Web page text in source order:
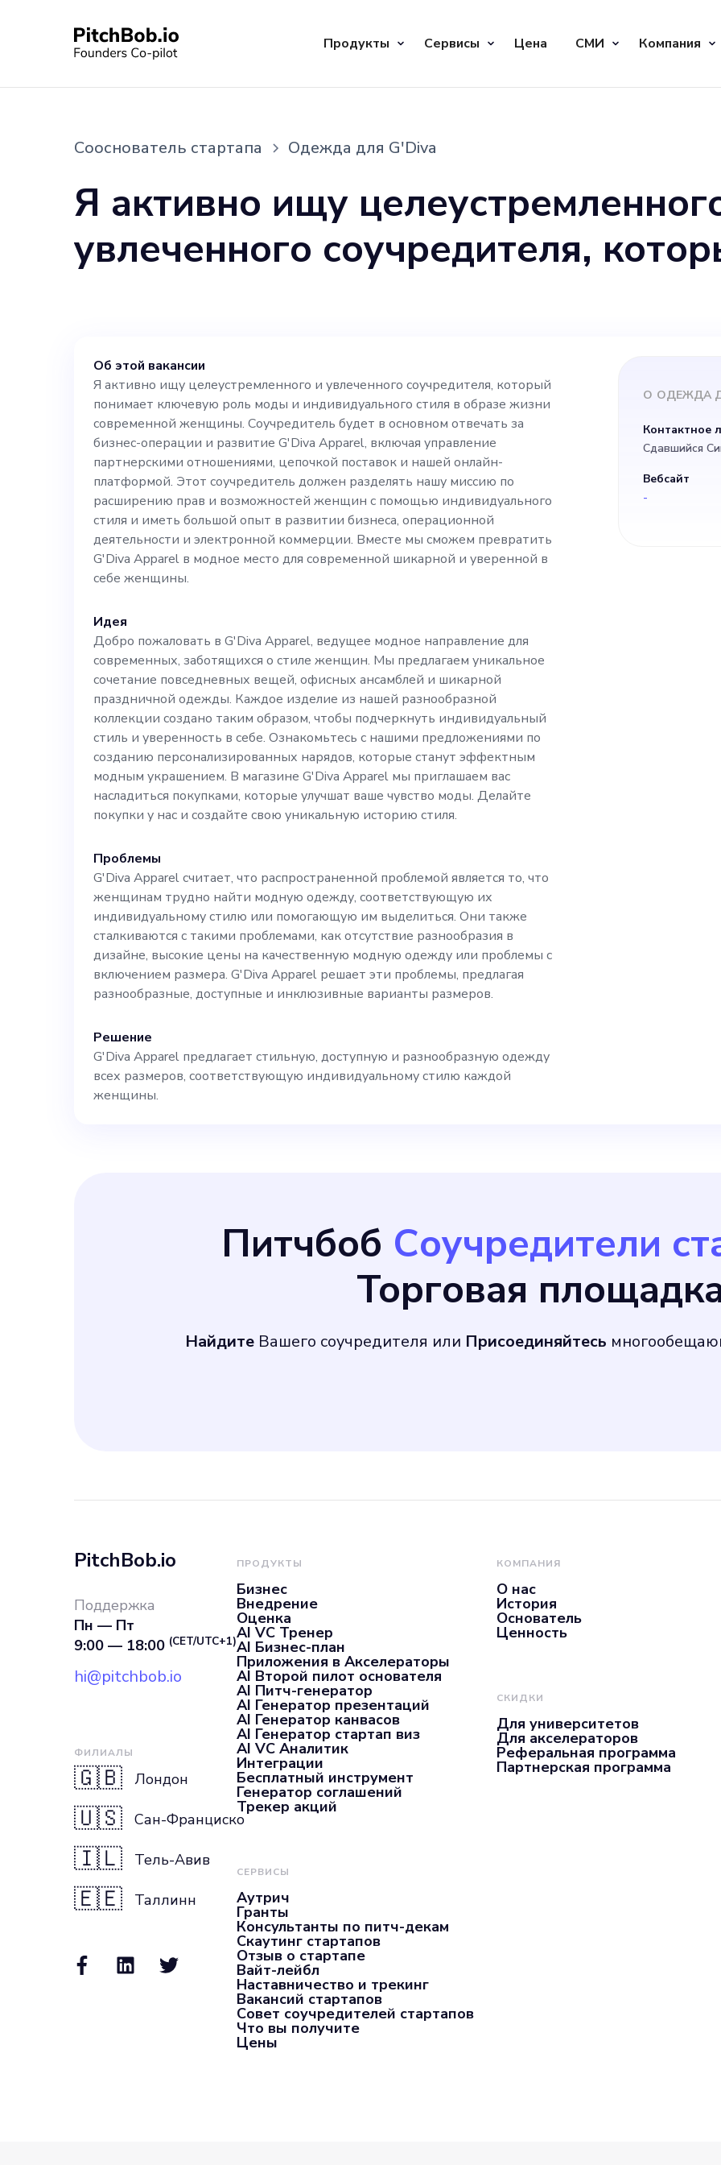
Продукты Сервисы Цена СМИ Компания
Сооснователь стартапа Одежда для G'Diva
Я активно ищу
увлеченного соучредителя,
Соучредитель будет в основном
бизнес-операции и развитие
включая управление партнерскими
отношениями, цепочкой поставок
онлайн-платформой. Этот
разделять нашу миссию по
возможностей женщин с помощью
индивидуального стиля и иметь
развитии бизнеса, операционной
электронной коммерции. Вместе
превратить G'Diva Apparel в
современной шикарной и
женщины.
Об этой вакансии
Я активно ищу целеустремленного и увлеченного соучредителя, который
понимает ключевую роль моды и индивидуального стиля в образе жизни
современной женщины. Соучредитель будет в основном отвечать за
бизнес-операции и развитие G'Diva Apparel, включая управление
партнерскими отношениями, цепочкой поставок и нашей онлайн-
платформой. Этот соучредитель должен разделять нашу миссию по
расширению прав и возможностей женщин с помощью индивидуального
стиля и иметь большой опыт в развитии бизнеса, операционной
деятельности и электронной коммерции. Вместе мы сможем превратить
G'Diva Apparel в модное место для современной шикарной и уверенной в
себе женщины.
Идея
Добро пожаловать в G'Diva Apparel, ведущее модное направление для
современных, заботящихся о стиле женщин. Мы предлагаем уникальное
сочетание повседневных вещей, офисных ансамблей и шикарной
праздничной одежды. Каждое изделие из нашей разнообразной
коллекции создано таким образом, чтобы подчеркнуть индивидуальный
стиль и уверенность в себе. Ознакомьтесь с нашими предложениями по
созданию персонализированных нарядов, которые станут эффектным
модным украшением. В магазине G'Diva Apparel мы приглашаем вас
насладиться покупками, которые улучшат ваше чувство моды. Делайте
покупки у нас и создайте свою уникальную историю стиля.
Проблемы
G'Diva Apparel считает, что распространенной проблемой является то, что
женщинам трудно найти модную одежду, соответствующую их
индивидуальному стилю или помогающую им выделиться. Они также
сталкиваются с такими проблемами, как отсутствие разнообразия в
дизайне, высокие цены на качественную модную одежду или проблемы с
включением размера. G'Diva Apparel решает эти проблемы, предлагая
разнообразные, доступные и инклюзивные варианты размеров.
Решение
G'Diva Apparel предлагает стильную, доступную и разнообразную одежду
всех размеров, соответствующую индивидуальному стилю каждой
женщины.
О ОДЕЖДА
Контактное
Сдавшийся
Вебсайт
-
Питчбоб Соучредители
Торговая
Найдите Вашего соучредителя или Присоединяйтесь
PitchBob.io
Поддержка
Пн — Пт
9:00 — 18:00 (CET/UTC+1)
hi@pitchbob.io
ФИЛИАЛЫ
🇬🇧 Лондон
🇺🇸 Сан-Франциско
🇮🇱 Тель-Авив
🇪🇪 Таллинн
ПРОДУКТЫ
Бизнес
Внедрение
Оценка
AI VC Тренер
AI Бизнес-план
Приложения в Акселераторы
AI Второй пилот основателя
AI Питч-генератор
AI Генератор презентаций
AI Генератор канвасов
AI Генератор стартап виз
AI VC Аналитик
Интеграции
Бесплатный инструмент
Генератор соглашений
Трекер акций
СЕРВИСЫ
Аутрич
Гранты
Консультанты по питч-декам
Скаутинг стартапов
Отзыв о стартапе
Вайт-лейбл
Наставничество и трекинг
Вакансий стартапов
Совет соучредителей стартапов
Что вы получите
Цены
КОМПАНИЯ
О нас
История
Основатель
Ценность
СКИДКИ
Для университетов
Для акселераторов
Реферальная программа
Партнерская программа